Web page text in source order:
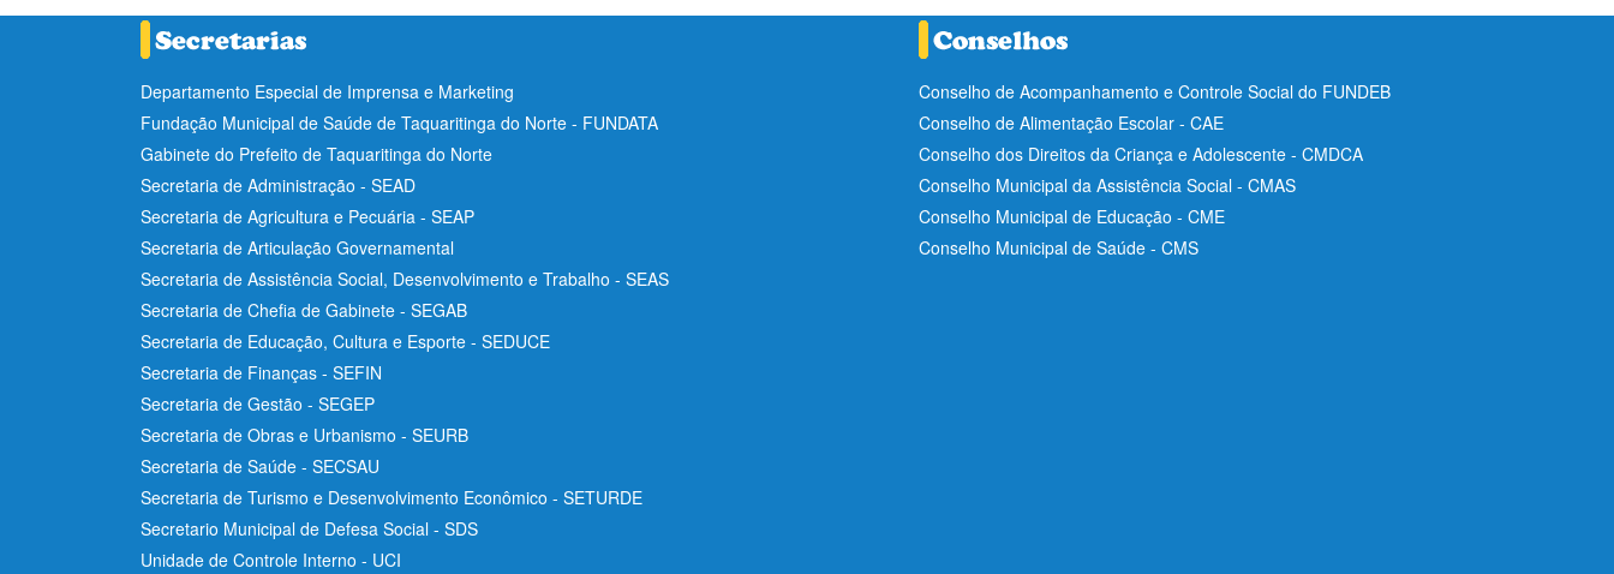
Departamento Especial de Imprensa e Marketing
Fundação Municipal de Saúde de Taquaritinga do Norte - FUNDATA
Gabinete do Prefeito de Taquaritinga do Norte
Secretaria de Administração - SEAD
Secretaria de Agricultura e Pecuária - SEAP
Secretaria de Articulação Governamental
Secretaria de Assistência Social, Desenvolvimento e Trabalho - SEAS
Secretaria de Chefia de Gabinete - SEGAB
Secretaria de Educação, Cultura e Esporte - SEDUCE
Secretaria de Finanças - SEFIN
Secretaria de Gestão - SEGEP
Secretaria de Obras e Urbanismo - SEURB
Secretaria de Saúde - SECSAU
Secretaria de Turismo e Desenvolvimento Econômico - SETURDE
Secretario Municipal de Defesa Social - SDS
Unidade de Controle Interno - UCI
Conselho de Acompanhamento e Controle Social do FUNDEB
Conselho de Alimentação Escolar - CAE
Conselho dos Direitos da Criança e Adolescente - CMDCA
Conselho Municipal da Assistência Social - CMAS
Conselho Municipal de Educação - CME
Conselho Municipal de Saúde - CMS